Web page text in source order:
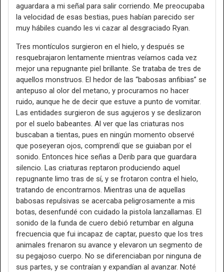
aguardara a mi señal para salir corriendo. Me preocupaba
la velocidad de esas bestias, pues habían parecido ser
muy hábiles cuando les vi cazar al desgraciado Ryan.
Tres montículos surgieron en el hielo, y después se
resquebrajaron lentamente mientras veíamos cada vez
mejor una repugnante piel brillante. Se trataba de tres de
aquellos monstruos. El hedor de las “babosas anfibias” se
antepuso al olor del metano, y procuramos no hacer
ruido, aunque he de decir que estuve a punto de vomitar.
Las entidades surgieron de sus agujeros y se deslizaron
por el suelo babeantes. Al ver que las criaturas nos
buscaban a tientas, pues en ningún momento observé
que poseyeran ojos, comprendí que se guiaban por el
sonido. Entonces hice señas a Derib para que guardara
silencio. Las criaturas reptaron produciendo aquel
repugnante limo tras de sí, y se frotaron contra el hielo,
tratando de encontrarnos. Mientras una de aquellas
babosas repulsivas se acercaba peligrosamente a mis
botas, desenfundé con cuidado la pistola lanzallamas. El
sonido de la funda de cuero debió retumbar en alguna
frecuencia que fui incapaz de captar, puesto que los tres
animales frenaron su avance y elevaron un segmento de
su pegajoso cuerpo. No se diferenciaban por ninguna de
sus partes, y se contraían y expandían al avanzar. Noté